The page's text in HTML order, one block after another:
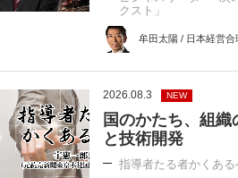
クスト」
牟田太陽 / 日本経営
2026.08.3 NEW
国のかたち、組
と技術開発
指導者たる者かくある